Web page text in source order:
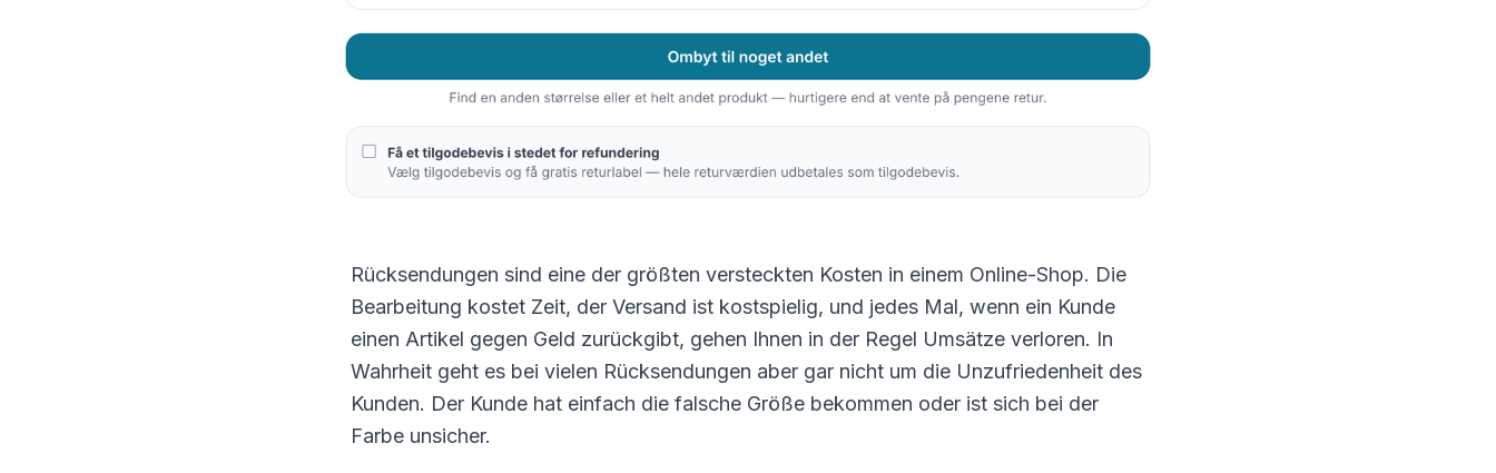
Rücksendungen sind eine der größten versteckten Kosten in einem Online-Shop. Die
Bearbeitung kostet Zeit, der Versand ist kostspielig, und jedes Mal, wenn ein Kunde
einen Artikel gegen Geld zurückgibt, gehen Ihnen in der Regel Umsätze verloren. In
Wahrheit geht es bei vielen Rücksendungen aber gar nicht um die Unzufriedenheit des
Kunden. Der Kunde hat einfach die falsche Größe bekommen oder ist sich bei der
Farbe unsicher.